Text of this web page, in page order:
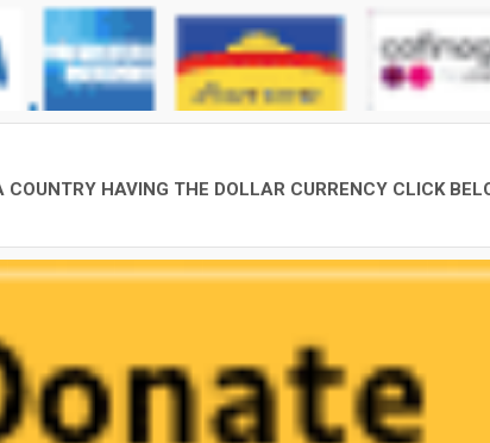
HAVING THE DOLLAR CURRENCY CLICK